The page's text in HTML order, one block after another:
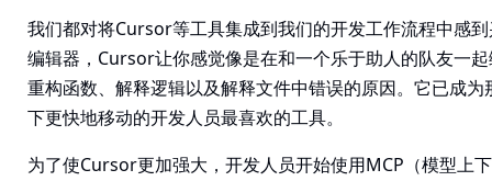
我们都对将Cursor等工具集成到我们的开发工作流程中感
编辑器，Cursor让你感觉像是在和一个乐于助人的队友一
重构函数、解释逻辑以及解释文件中错误的原因。它已成
下更快地移动的开发人员最喜欢的工具。
为了使Cursor更加强大，开发人员开始使用MCP（模型上